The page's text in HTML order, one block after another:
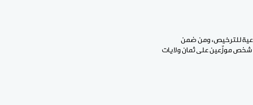
للترخيص، ومن ضمن
استحداثها بناء على القانون الجديد للأحزاب السياسية الحصول على تزكية 5000 آلاف شخص موزّعين على ثمان ولايات